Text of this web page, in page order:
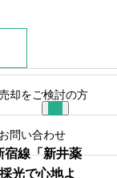
却をご検討の方
お問い合わせ
宿線「新井薬
光で心地よ